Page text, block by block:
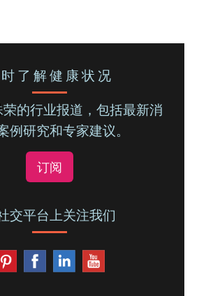
了解健康状况
的行业报道，包括最新消
例研究和专家建议。
订阅
交平台上关注我们